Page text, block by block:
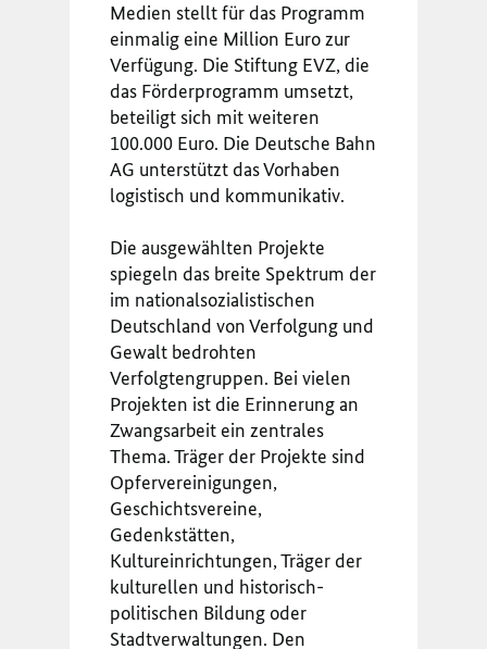
Medien stellt für das Programm
einmalig eine Million Euro zur
Verfügung. Die Stiftung EVZ, die
das Förderprogramm umsetzt,
beteiligt sich mit weiteren
100.000 Euro. Die Deutsche Bahn
AG unterstützt das Vorhaben
logistisch und kommunikativ.
Die ausgewählten Projekte
spiegeln das breite Spektrum der
im nationalsozialistischen
Deutschland von Verfolgung und
Gewalt bedrohten
Verfolgtengruppen. Bei vielen
Projekten ist die Erinnerung an
Zwangsarbeit ein zentrales
Thema. Träger der Projekte sind
Opfervereinigungen,
Geschichtsvereine,
Gedenkstätten,
Kultureinrichtungen, Träger der
kulturellen und historisch-
politischen Bildung oder
Stadtverwaltungen. Den